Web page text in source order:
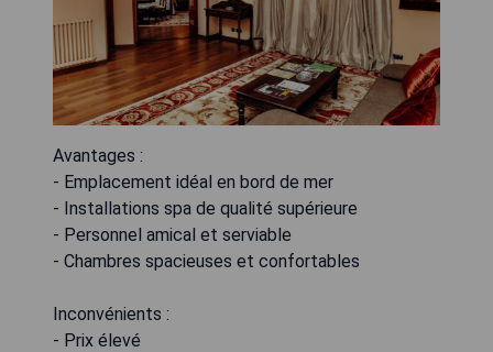
Avantages :
- Emplacement idéal en bord de mer
- Installations spa de qualité supérieure
- Personnel amical et serviable
- Chambres spacieuses et confortables
Inconvénients :
- Prix élevé